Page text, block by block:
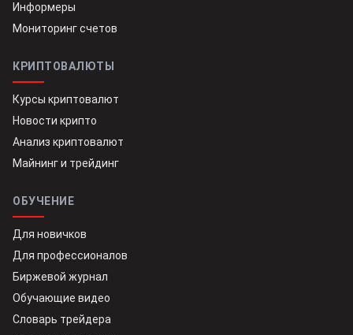
Информеры
Мониторинг счетов
КРИПТОВАЛЮТЫ
Курсы криптовалют
Новости крипто
Анализ криптовалют
Майнинг и трейдинг
ОБУЧЕНИЕ
Для новичков
Для профессионалов
Биржевой журнал
Обучающие видео
Словарь трейдера